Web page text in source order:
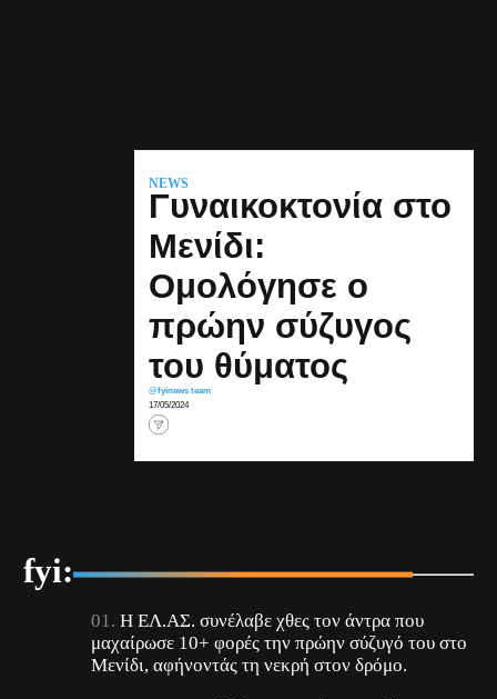
NEWS
Γυναικοκτονία στο
Μενίδι:
Ομολόγησε ο
πρώην σύζυγος
του θύματος
@fyinews team
17/05/2024
fyi:
Η ΕΛ.ΑΣ. συνέλαβε χθες τον άντρα που
μαχαίρωσε 10+ φορές την πρώην σύζυγό του στο
Μενίδι, αφήνοντάς τη νεκρή στον δρόμο.